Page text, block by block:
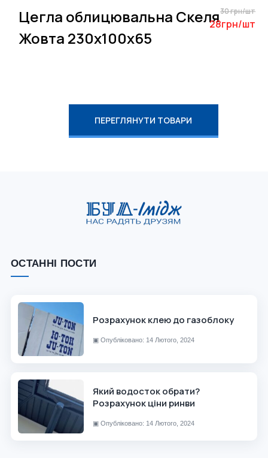
Цегла облицювальна Скеля
Жовта 230х100х65
30 грн/шт
28грн/шт
ПЕРЕГЛЯНУТИ ТОВАРИ
ОСТАННІ ПОСТИ
Розрахунок клею до газоблоку
▣ Опубліковано: 14 Лютого, 2024
Який водосток обрати?
Розрахунок ціни ринви
▣ Опубліковано: 14 Лютого, 2024